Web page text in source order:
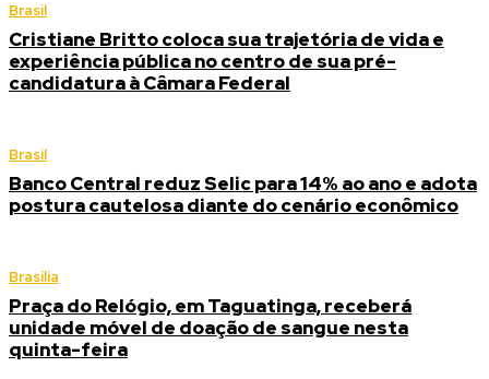
Brasil
Cristiane Britto coloca sua trajetória de vida e
experiência pública no centro de sua pré-
candidatura à Câmara Federal
Brasil
Banco Central reduz Selic para 14% ao ano e adota
postura cautelosa diante do cenário econômico
Brasília
Praça do Relógio, em Taguatinga, receberá
unidade móvel de doação de sangue nesta
quinta-feira